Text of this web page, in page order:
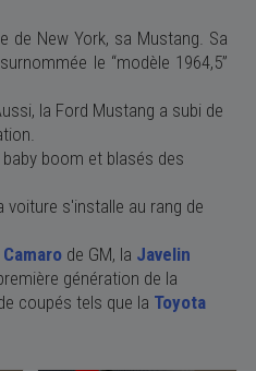
de New York, sa Mustang. Sa
surnommée le “modèle 1964,5”
la Ford Mustang a subi de
baby boom et blasés des
s'installe au rang de
de GM, la Javelin
génération de la
coupés tels que la Toyota